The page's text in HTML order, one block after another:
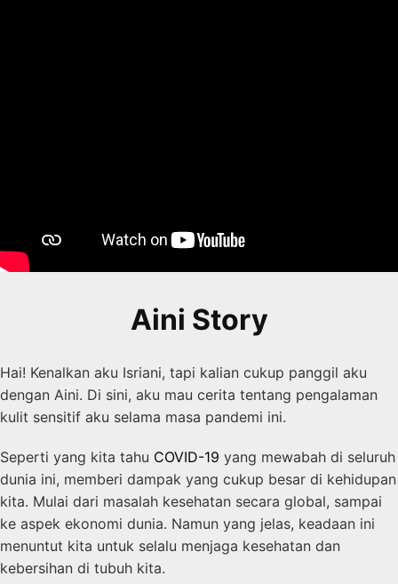
Aini Story
Hai! Kenalkan aku Isriani, tapi kalian cukup panggil aku
dengan Aini. Di sini, aku mau cerita tentang pengalaman
kulit sensitif aku selama masa pandemi ini.
Seperti yang kita tahu COVID-19 yang mewabah di seluruh
dunia ini, memberi dampak yang cukup besar di kehidupan
kita. Mulai dari masalah kesehatan secara global, sampai
ke aspek ekonomi dunia. Namun yang jelas, keadaan ini
menuntut kita untuk selalu menjaga kesehatan dan
kebersihan di tubuh kita.